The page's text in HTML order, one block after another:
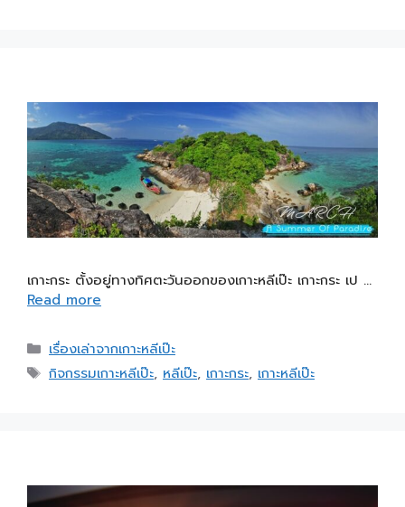
เกาะกระ ตั้งอยู่ทางทิศตะวันออกของเกาะหลีเป๊ะ เกาะกระ เป …
Read more
เรื่องเล่าจากเกาะหลีเป๊ะ
กิจกรรมเกาะหลีเป๊ะ, หลีเป๊ะ, เกาะกระ, เกาะหลีเป๊ะ